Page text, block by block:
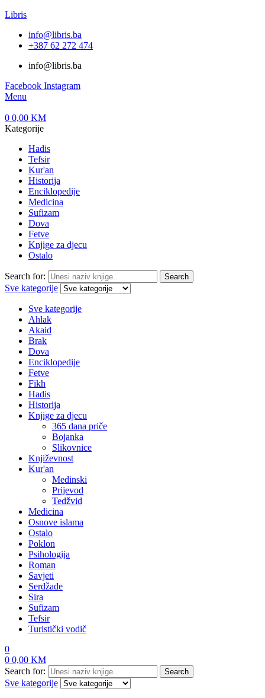
Libris
info@libris.ba
+387 62 272 474​
info@libris.ba
Facebook Instagram
Menu
0 0,00 KM
Kategorije
Hadis
Tefsir
Kur'an
Historija
Enciklopedije
Medicina
Sufizam
Dova
Fetve
Knjige za djecu
Ostalo
Search for: Search
Sve kategorije
Sve kategorije
Ahlak
Akaid
Brak
Dova
Enciklopedije
Fetve
Fikh
Hadis
Historija
Knjige za djecu
365 dana priče
Bojanka
Slikovnice
Književnost
Kur'an
Medinski
Prijevod
Tedžvid
Medicina
Osnove islama
Ostalo
Poklon
Psihologija
Roman
Savjeti
Serdžade
Sira
Sufizam
Tefsir
Turistički vodič
0
0 0,00 KM
Search for:
Search
Sve kategorije